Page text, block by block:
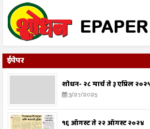
ईपेपर
शोधन- २८ मार्च ते ३ एप्रिल
3/27/2025
१६ ऑगस्ट ते २२ ऑगस्ट २०२४